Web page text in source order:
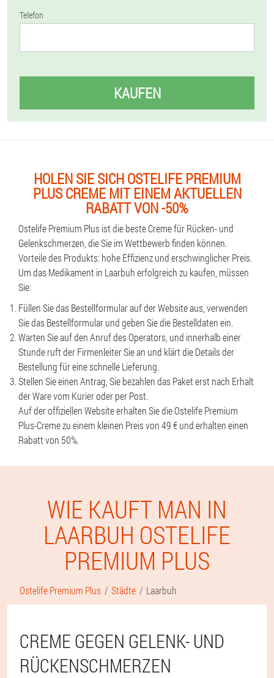
Telefon
KAUFEN
HOLEN SIE SICH OSTELIFE PREMIUM
PLUS CREME MIT EINEM AKTUELLEN
RABATT VON -50%
Ostelife Premium Plus ist die beste Creme für Rücken- und
Gelenkschmerzen, die Sie im Wettbewerb finden können.
Vorteile des Produkts: hohe Effizienz und erschwinglicher Preis.
Um das Medikament in Laarbuh erfolgreich zu kaufen, müssen
Sie:
Füllen Sie das Bestellformular auf der Website aus, verwenden
Sie das Bestellformular und geben Sie die Bestelldaten ein.
Warten Sie auf den Anruf des Operators, und innerhalb einer
Stunde ruft der Firmenleiter Sie an und klärt die Details der
Bestellung für eine schnelle Lieferung.
Stellen Sie einen Antrag, Sie bezahlen das Paket erst nach Erhalt
der Ware vom Kurier oder per Post.
Auf der offiziellen Website erhalten Sie die Ostelife Premium
Plus-Creme zu einem kleinen Preis von 49 € und erhalten einen
Rabatt von 50%.
WIE KAUFT MAN IN
LAARBUH OSTELIFE
PREMIUM PLUS
Ostelife Premium Plus Städte Laarbuh
CREME GEGEN GELENK- UND
RÜCKENSCHMERZEN